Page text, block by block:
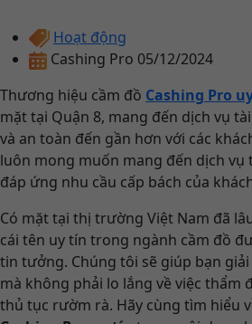
Hoạt động
Cashing Pro 05/12/2024
Thương hiệu cầm đồ Cashing Pro
mặt tại Quận 8, mang đến dịch vụ
và an toàn đến gần hơn với các
luôn mong muốn mang đến dịch vụ
đáp ứng nhu cầu cấp bách của
Có mặt tại thị trường Việt Nam đã
cái tên uy tín trong ngành cầm đồ
tin tưởng. Chúng tôi sẽ giúp bạn
mà không phải lo lắng về việc thẩm
thủ tục rườm rà. Hãy cùng tìm hiểu